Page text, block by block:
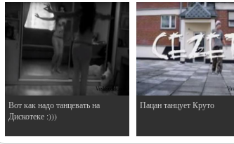
Вот как надо танцевать на
Дискотеке :)))
Пацан танцует Круто